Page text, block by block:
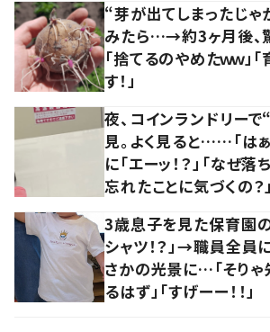
“芽が出てしまったじゃ
みたら…→約3ヶ月後、
「捨てるのやめたｗｗ」
す！」
夜、コインランドリー
見。よく見ると……「は
に「エーッ！？」「なぜ落
忘れたことに気づくの？」
3歳息子を見た保育園
シャツ！？」→職員全員
さかの光景に…「そり
るはず」「すげーー！！」